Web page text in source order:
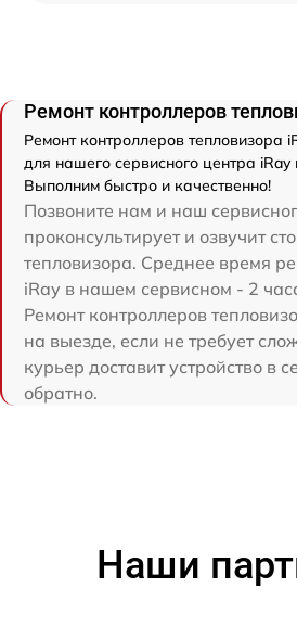
Ремонт контроллеров
Ремонт контроллеров тепловизора
для нашего сервисного центра iRay
Выполним быстро и качественно!
Позвоните нам и наш
проконсультирует и озвучит
тепловизора. Среднее время
iRay в нашем сервисном - 2
Ремонт контроллеров
на выезде, если не требует
курьер доставит устройство в
обратно.
Наши